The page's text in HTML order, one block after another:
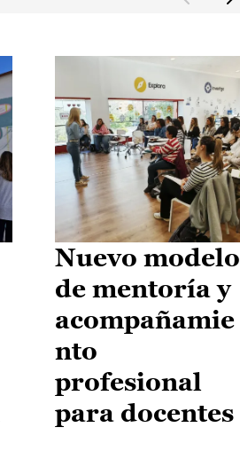
Nuevo modelo
de mentoría y
acompañamie
nto
profesional
para docentes